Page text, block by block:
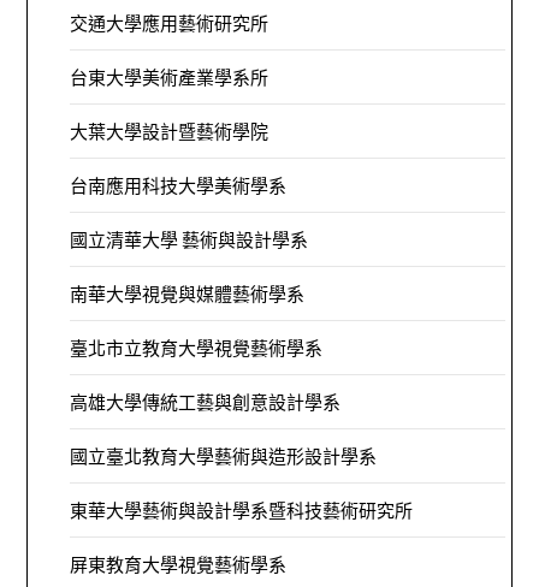
交通大學應用藝術研究所
台東大學美術產業學系所
大葉大學設計暨藝術學院
台南應用科技大學美術學系
國立清華大學 藝術與設計學系
南華大學視覺與媒體藝術學系
臺北市立教育大學視覺藝術學系
高雄大學傳統工藝與創意設計學系
國立臺北教育大學藝術與造形設計學系
東華大學藝術與設計學系暨科技藝術研究所
屏東教育大學視覺藝術學系